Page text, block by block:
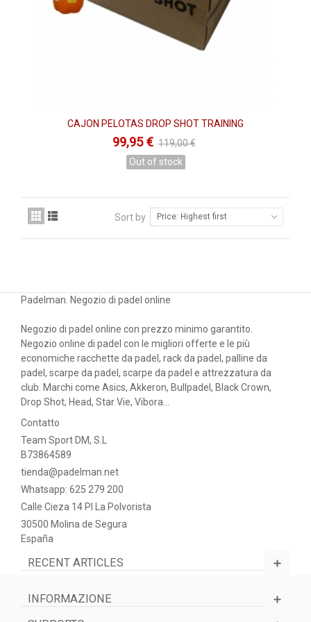
CAJON PELOTAS DROP SHOT TRAINING
99,95 € 119,00 €
Out of stock
Sort by Price: Highest first
Padelman. Negozio di padel online
Negozio di padel online con prezzo minimo garantito.
Negozio online di padel con le migliori offerte e le più
economiche racchette da padel, rack da padel, palline da
padel, scarpe da padel, scarpe da padel e attrezzatura da
club. Marchi come Asics, Akkeron, Bullpadel, Black Crown,
Drop Shot, Head, Star Vie, Vibora...
Contatto
Team Sport DM, S.L
B73864589
tienda@padelman.net
Whatsapp: 625 279 200
Calle Cieza 14 PI La Polvorista
30500 Molina de Segura
España
RECENT ARTICLES
INFORMAZIONE